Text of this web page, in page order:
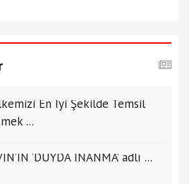
En İyi Şekilde Temsil
...
‘DUYDA İNANMA’ adlı ...